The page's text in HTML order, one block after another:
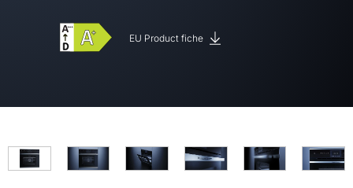
EU Product fiche